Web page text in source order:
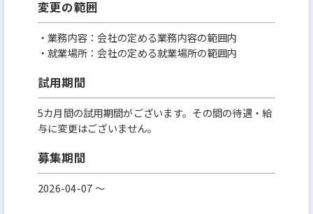
変更の範囲
・業務内容：会社の定める業務内容の範囲内
・就業場所：会社の定める就業場所の範囲内
試用期間
5カ月間の試用期間がございます。その間の待遇・給
与に変更はございません。
募集期間
2026-04-07 〜